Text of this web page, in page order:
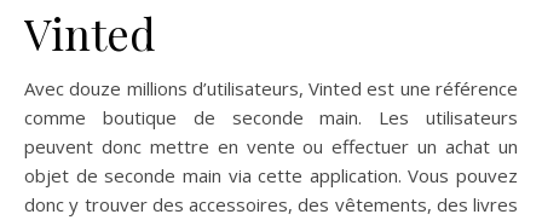
Vinted
Avec douze millions d’utilisateurs, Vinted est une référence
comme boutique de seconde main. Les utilisateurs
peuvent donc mettre en vente ou effectuer un achat un
objet de seconde main via cette application. Vous pouvez
donc y trouver des accessoires, des vêtements, des livres